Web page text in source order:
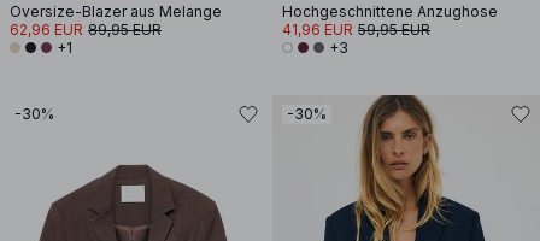
Oversize-Blazer aus Melange
62,96 EUR 89,95 EUR
+1
Hochgeschnittene Anzughose
41,96 EUR 59,95 EUR
+3
-30% -30%